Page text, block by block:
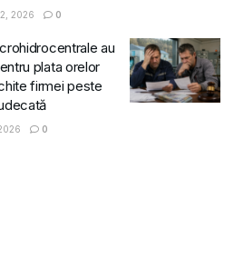
2026 0
au
plata orelor
firmei peste
0